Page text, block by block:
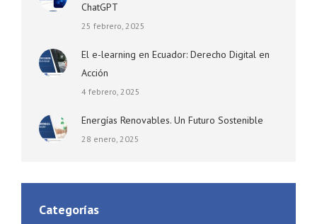
ChatGPT
25 febrero, 2025
El e-learning en Ecuador: Derecho Digital en
Acción
4 febrero, 2025
Energías Renovables. Un Futuro Sostenible
28 enero, 2025
Categorías